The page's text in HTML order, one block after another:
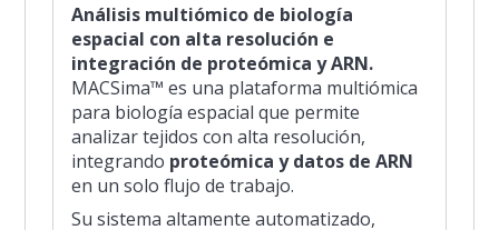
Análisis multiómico de biología
espacial con alta resolución e
integración de proteómica y ARN.
MACSima™ es una plataforma multiómica
para biología espacial que permite
analizar tejidos con alta resolución,
integrando proteómica y datos de ARN
en un solo flujo de trabajo.
Su sistema altamente automatizado,